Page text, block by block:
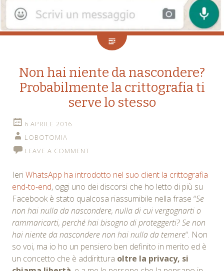
Non hai niente da nascondere?
Probabilmente la crittografia ti
serve lo stesso
6 APRILE 2016
LOBOTOMIA
LEAVE A COMMENT
IeriWhatsApp ha introdotto nel suo client la crittografia
end-to-end, oggi uno dei discorsi che ho letto di più su
Facebook è stato qualcosa riassumibile nella frase “Se
non hai nulla da nascondere, nulla di cui vergognarti o
rammaricarti, perché hai bisogno di proteggerti? Se non
hai niente da nascondere non hai nulla da temere“. Non
so voi, ma io ho un pensiero ben definito in merito ed è
un concetto che è addirittura oltre la privacy, si